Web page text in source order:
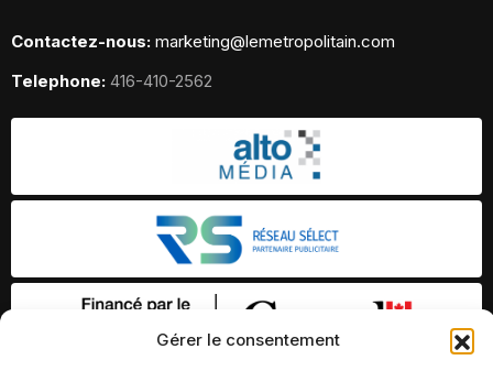
Gérer le consentement
Contactez-nous: marketing@lemetropolitain.com
Telephone: 416-410-2562